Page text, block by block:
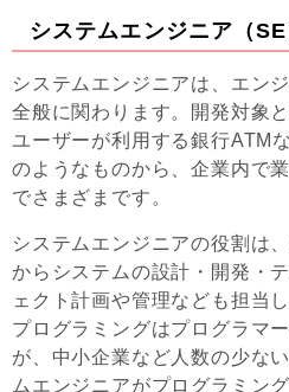
システムエンジニア（SE
システムエンジニアは、エン
全般に関わります。開発対象
ユーザーが利用する銀行ATM
のようなものから、企業内で
でさまざまです。
システムエンジニアの役割は
からシステムの設計・開発・
ェクト計画や管理なども担当
プログラミングはプログラマ
が、中小企業など人数の少な
ムエンジニアがプログラミン